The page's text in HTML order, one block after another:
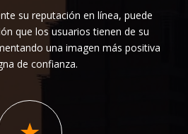
su reputación en línea, puede
que los usuarios tienen de su
una imagen más positiva
de confianza.